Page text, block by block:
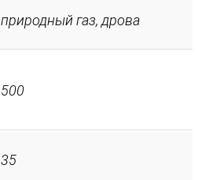
природный газ, дрова
500
35